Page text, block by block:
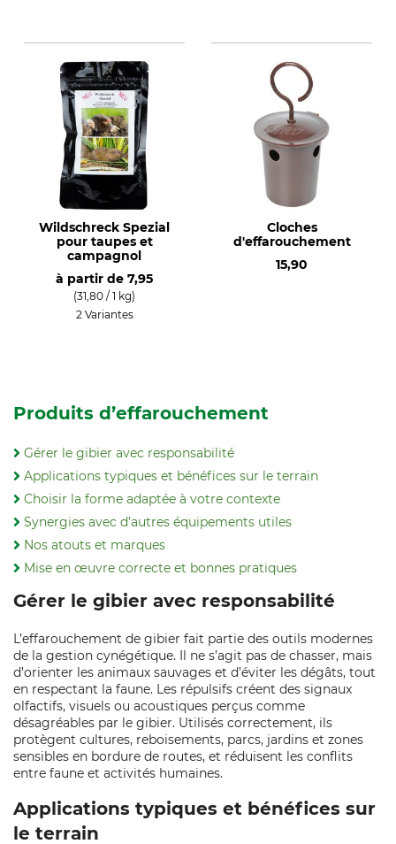
Wildschreck Spezial
pour taupes et
campagnol
à partir de 7,95
(31,80 / 1 kg)
2 Variantes
Cloches
d'effarouchement
15,90
Produits d’effarouchement
Gérer le gibier avec responsabilité
Applications typiques et bénéfices sur le terrain
Choisir la forme adaptée à votre contexte
Synergies avec d’autres équipements utiles
Nos atouts et marques
Mise en œuvre correcte et bonnes pratiques
Gérer le gibier avec responsabilité
L’effarouchement de gibier fait partie des outils modernes
de la gestion cynégétique. Il ne s’agit pas de chasser, mais
d’orienter les animaux sauvages et d’éviter les dégâts, tout
en respectant la faune. Les répulsifs créent des signaux
olfactifs, visuels ou acoustiques perçus comme
désagréables par le gibier. Utilisés correctement, ils
protègent cultures, reboisements, parcs, jardins et zones
sensibles en bordure de routes, et réduisent les conflits
entre faune et activités humaines.
Applications typiques et bénéfices sur
le terrain